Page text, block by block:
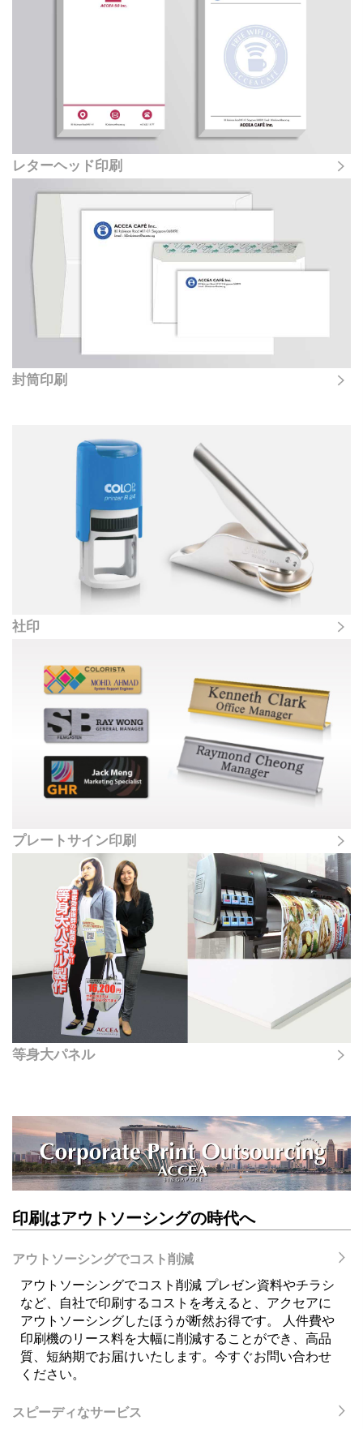
レターヘッド印刷
封筒印刷
社印
プレートサイン印刷
等身大パネル
印刷はアウトソーシングの時代へ
アウトソーシングでコスト削減
アウトソーシングでコスト削減 プレゼン資料やチラシ
など、自社で印刷するコストを考えると、アクセアに
アウトソーシングしたほうが断然お得です。 人件費や
印刷機のリース料を大幅に削減することができ、高品
質、短納期でお届けいたします。今すぐお問い合わせ
ください。
スピーディなサービス